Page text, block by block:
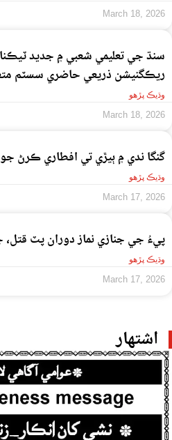
March 18, 2026
سنڌ جي تعليمي شعبي ۾ جديد
ريڪگنيشن ذريعي حاضري سسٽم
وڌيڪ پڙهو
March 18, 2026
گنگا ندي ۾ ٻيڙي تي افطاري ڪرڻ جو الزام، 14
وڌيڪ پڙهو
March 17, 2026
پيءُ جي جنازي نماز دوران پٽ قتل،
وڌيڪ پڙهو
March 17, 2026
اشتهار